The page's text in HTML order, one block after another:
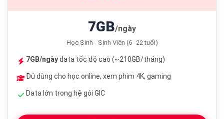
7GB/ngày
Học Sinh - Sinh Viên (6--22 tuổi)
7GB/ngàydata tốc độ cao (~210GB/tháng)
Đủ dùng cho học online, xem phim 4K, gaming
Data lớn trong hệ gói GIC